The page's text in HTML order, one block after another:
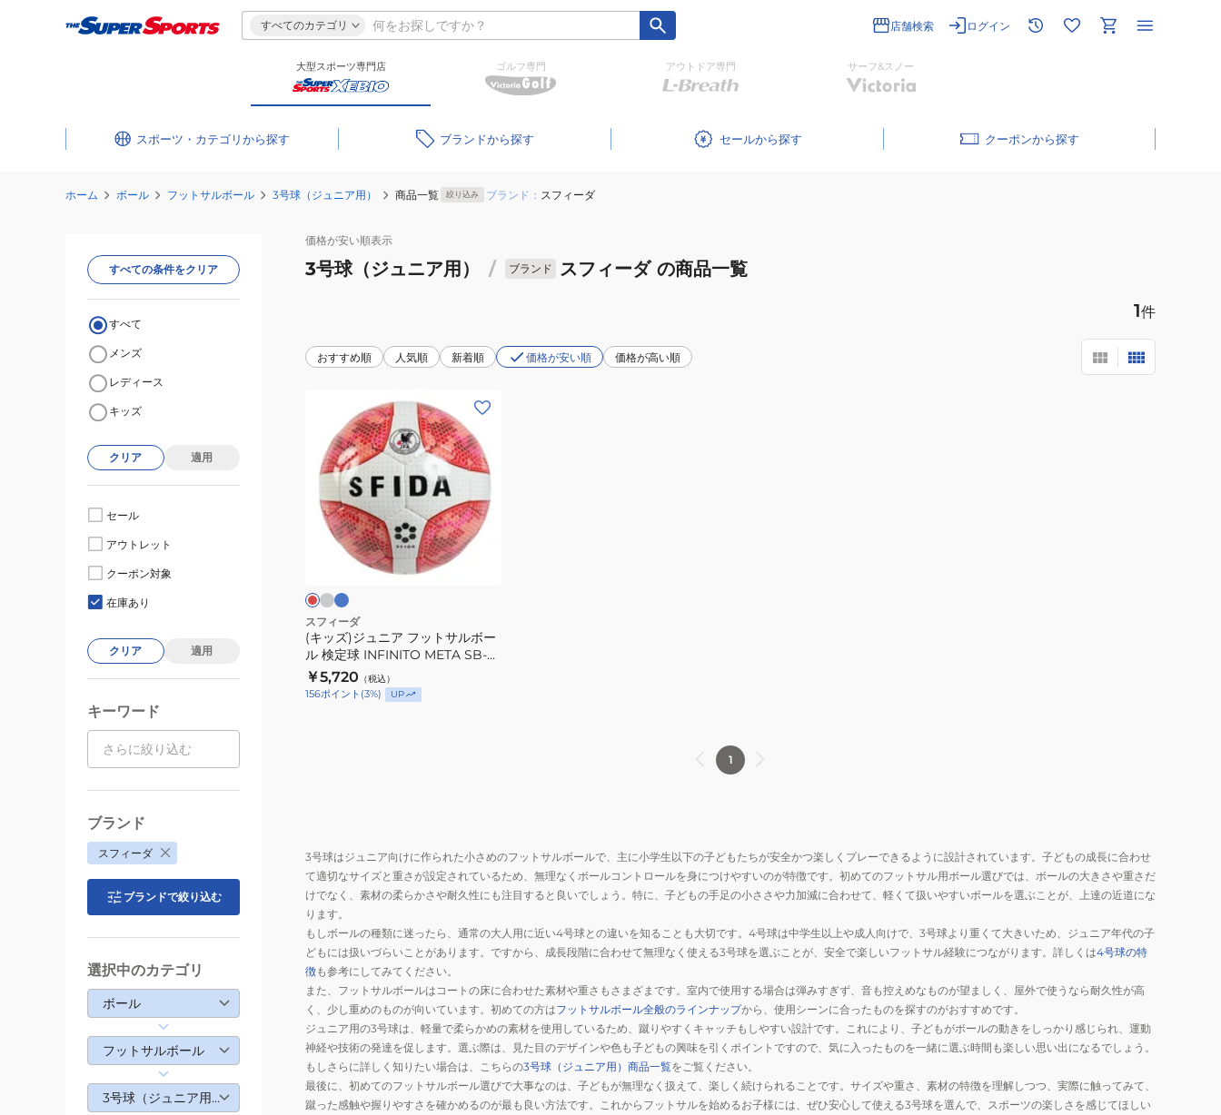
すべてのカテゴリ 店舗検索 ログイン
大型スポーツ専門店 ゴルフ専門 アウトドア専門 サーフ&スノー
スポーツ・カテゴリ ブランド セール クーポン
ホーム ボール フットサルボール 3号球（ジュニア用） 商品一覧 絞り込み ブランド： スフィーダ
価格が安い順表示
3号球（ジュニア用） / ブランド スフィーダ の商品一覧
1件
おすすめ順 人気順 新着順 価格が安い順 価格が高い順
ト
サ
ル
ボ
ー
26IM04
スフィーダ
(キッズ)ジュニア フットサルボー
ル 検定球 INFINITO META SB-
26IM04
￥5,720 （税込）
156ポイント (3%) UP
1
3号球はジュニア向けに作られた小さめのフットサルボールで、主に小学生以下の子どもたちが安全かつ楽しくプレーできるように設計されています。子どもの成長に合わせ
て適切なサイズと重さが設定されているため、無理なくボールコントロールを身につけやすいのが特徴です。初めてのフットサル用ボール選びでは、ボールの大きさや重さだ
けでなく、素材の柔らかさや耐久性にも注目すると良いでしょう。特に、子どもの手足の小ささや力加減に合わせて、軽くて扱いやすいボールを選ぶことが、上達の近道にな
ります。
もしボールの種類に迷ったら、通常の大人用に近い4号球との違いを知ることも大切です。4号球は中学生以上や成人向けで、3号球より重くて大きいため、ジュニア年代の子
どもには扱いづらいことがあります。ですから、成長段階に合わせて無理なく使える3号球を選ぶことが、安全で楽しいフットサル経験につながります。詳しくは4号球の特
徴も参考にしてみてください。
また、フットサルボールはコートの床に合わせた素材や重さもさまざまです。室内で使用する場合は弾みすぎず、音も控えめなものが望ましく、屋外で使うなら耐久性が高
く、少し重めのものが向いています。初めての方はフットサルボール全般のラインナップから、使用シーンに合ったものを探すのがおすすめです。
ジュニア用の3号球は、軽量で柔らかめの素材を使用しているため、蹴りやすくキャッチもしやすい設計です。これにより、子どもがボールの動きをしっかり感じられ、運動
神経や技術の発達を促します。選ぶ際は、見た目のデザインや色も子どもの興味を引くポイントですので、気に入ったものを一緒に選ぶ時間も楽しい思い出になるでしょう。
もしさらに詳しく知りたい場合は、こちらの3号球（ジュニア用）商品一覧をご覧ください。
最後に、初めてのフットサルボール選びで大事なのは、子どもが無理なく扱えて、楽しく続けられることです。サイズや重さ、素材の特徴を理解しつつ、実際に触ってみて、
蹴った感触や握りやすさを確かめるのが最も良い方法です。これからフットサルを始めるお子様には、ぜひ安心して使える3号球を選んで、スポーツの楽しさを感じてほしい
すべての条件をクリア
すべて
メンズ
レディース
キッズ
クリア 適用
セール
アウトレット
クーポン対象
在庫あり
クリア 適用
キーワード
ブランド
スフィーダ
ブランドで絞り込む
選択中のカテゴリ
ボール
フットサルボール
3号球（ジュニア用）